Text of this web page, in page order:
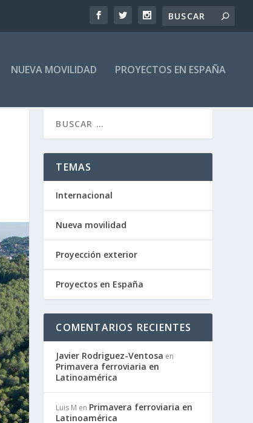
NUEVA MOVILIDAD PROYECTOS EN ESPAÑA
TEMAS
Internacional
Nueva movilidad
Proyección exterior
Proyectos en España
COMENTARIOS RECIENTES
Javier Rodriguez-Ventosa en
Primavera ferroviaria en
Latinoamérica
Luis M en Primavera ferroviaria en
Latinoamérica